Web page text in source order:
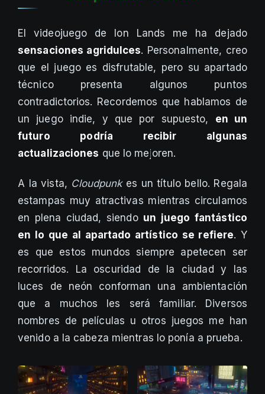
El videojuego de Ion Lands me ha dejado
sensaciones agridulces. Personalmente, creo
que el juego es disfrutable, pero su apartado
técnico presenta algunos puntos
contradictorios. Recordemos que hablamos de
un juego indie, y que por supuesto, en un
futuro podría recibir algunas
actualizaciones que lo mejoren.
A la vista, Cloudpunkes un título bello. Regala
estampas muy atractivas mientras circulamos
en plena ciudad, siendo un juego fantástico
en lo que al apartado artístico se refiere. Y
es que estos mundos siempre apetecen ser
recorridos. La oscuridad de la ciudad y las
luces de neón conforman una ambientación
que a muchos les será familiar. Diversos
nombres de películas u otros juegos me han
venido a la cabeza mientras lo ponía a prueba.